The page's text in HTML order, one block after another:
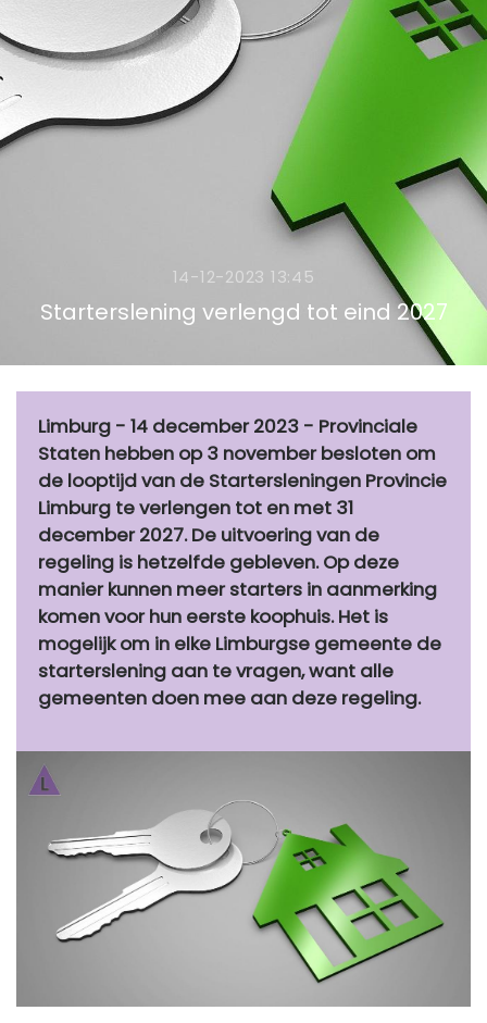
14-12-2023 13:45
Star­ter­s­le­ning ver­lengd tot eind 2027
Limburg - 14 december 2023 - Provinciale
Staten hebben op 3 november besloten om
de looptijd van de Startersleningen Provincie
Limburg te verlengen tot en met 31
december 2027. De uitvoering van de
regeling is hetzelfde gebleven. Op deze
manier kunnen meer starters in aanmerking
komen voor hun eerste koophuis. Het is
mogelijk om in elke Limburgse gemeente de
starterslening aan te vragen, want alle
gemeenten doen mee aan deze regeling.